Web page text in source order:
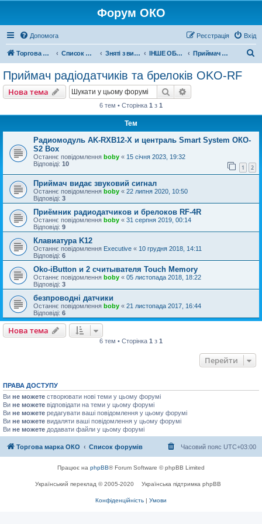
Форум ОКО
Допомога Вхід
Реєстрація
Торгова марка ОКО Список форумів Зняті з виробництва ІНШЕ ОБЛАДНАННЯ Приймач радіодатчиків та брелоків OKO-RF
Приймач радіодатчиків та брелоків OKO-RF
Нова тема Пошук
6 тем • Сторінка 1 з 1
Тем
Радиомодуль AK-RXB12-X и централь Smart System ОКО-
S2 Box
Останнє повідомлення boby « 15 січня 2023, 19:32
Відповіді: 10 1 2
Приймач видає звуковий сигнал
Останнє повідомлення boby « 22 липня 2020, 10:50
Відповіді: 3
Приёмник радиодатчиков и брелоков RF-4R
Останнє повідомлення boby « 31 серпня 2019, 00:14
Відповіді: 9
Клавиатура K12
Останнє повідомлення Executive « 10 грудня 2018, 14:11
Відповіді: 6
Oko-iButton и 2 считывателя Touch Memory
Останнє повідомлення boby « 05 листопада 2018, 18:22
Відповіді: 3
безпроводні датчики
Останнє повідомлення boby « 21 листопада 2017, 16:44
Відповіді: 6
Нова тема
6 тем • Сторінка 1 з 1
Перейти
ПРАВА ДОСТУПУ
Ви не можете створювати нові теми у цьому форумі
Ви не можете відповідати на теми у цьому форумі
Ви не можете редагувати ваші повідомлення у цьому форумі
Ви не можете видаляти ваші повідомлення у цьому форумі
Ви не можете додавати файли у цьому форумі
Торгова марка ОКО Список форумів Часовий пояс UTC+03:00
Працює на phpBB® Forum Software © phpBB Limited
Український переклад © 2005-2020 Українська підтримка phpBB
Конфіденційність | Умови